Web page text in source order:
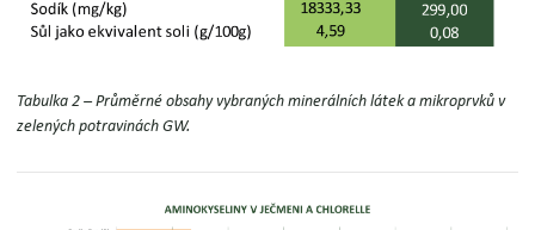
Tabulka 2 – Průměrné obsahy vybraných minerálních láteka mikroprvků v
zelených potravinách GW.